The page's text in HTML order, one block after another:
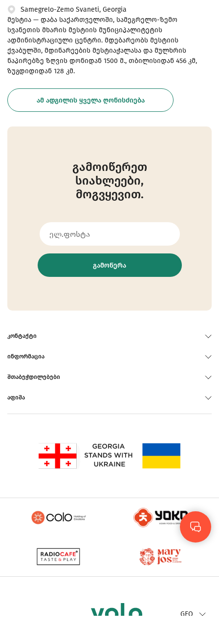
Samegrelo-Zemo Svaneti, Georgia
მესტია — დაბა საქართველოში, სამეგრელო-ზემო
სვანეთის მხარის მესტიის მუნიციპალიტეტის
ადმინისტრაციული ცენტრი. მდებარეობს მესტიის
ქვაბულში, მდინარეების მესტიაჭალასა და მულხრის
ნაპირებზე ზღვის დონიდან 1500 მ., თბილისიდან 456 კმ,
ზუგდიდიდან 128 კმ.
ᲐᲛ ᲐᲓᲒᲘᲚᲘᲡ ᲧᲕᲔᲚᲐ ᲦᲝᲜᲘᲡᲫᲘᲔᲑᲐ
გამოიწერეთ
სიახლეები,
მოგვყევით.
ᲒᲐᲛᲝᲬᲔᲠᲐ
ᲙᲝᲜᲢᲐᲥᲢᲘ
ᲘᲜᲤᲝᲠᲛᲐᲪᲘᲐ
ᲨᲗᲐᲑᲔᲭᲓᲘᲚᲔᲑᲔᲑᲘ
ᲐᲤᲘᲨᲐ
GEO
Rus